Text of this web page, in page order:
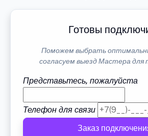
Готовы
Поможем выбрать
согласуем выезд Мастера для
Представьтесь, пожалуйста
Телефон для связи
Заказ